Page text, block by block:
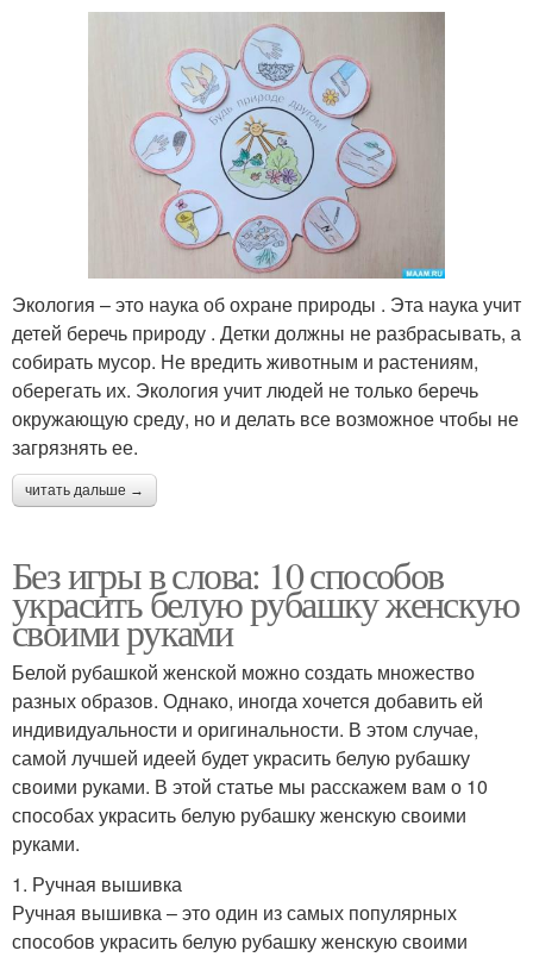
Экология – это наука об охране природы . Эта наука учит
детей беречь природу . Детки должны не разбрасывать, а
собирать мусор. Не вредить животным и растениям,
оберегать их. Экология учит людей не только беречь
окружающую среду, но и делать все возможное чтобы не
загрязнять ее.
читать дальше →
Без игры в слова: 10 способов
украсить белую рубашку женскую
своими руками
Белой рубашкой женской можно создать множество
разных образов. Однако, иногда хочется добавить ей
индивидуальности и оригинальности. В этом случае,
самой лучшей идеей будет украсить белую рубашку
своими руками. В этой статье мы расскажем вам о 10
способах украсить белую рубашку женскую своими
руками.
1. Ручная вышивка
Ручная вышивка – это один из самых популярных
способов украсить белую рубашку женскую своими